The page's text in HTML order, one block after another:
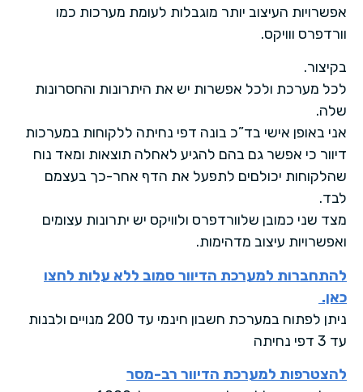
אפשרויות העיצוב יותר מוגבלות לעומת מערכות כמו
וורדפרס ווויקס.
בקיצור.
לכל מערכת ולכל אפשרות יש את היתרונות והחסרונות
שלה.
אני באופן אישי בד”כ בונה דפי נחיתה ללקוחות במערכות
דיוור כי אפשר גם בהם להגיע לאחלה תוצאות ומאד נוח
שהלקוחות יכולםים לתפעל את הדף אחר-כך בעצמם
לבד.
מצד שני כמובן שלוורדפרס ולוויקס יש יתרונות עצומים
ואפשרויות עיצוב מדהימות.
להתחברות למערכת הדיוור סמוב ללא עלות לחצו
כאן.
ניתן לפתוח במערכת חשבון חינמי עד 200 מנויים ולבנות
עד 3 דפי נחיתה
להצטרפות למערכת הדיוור רב-מסר